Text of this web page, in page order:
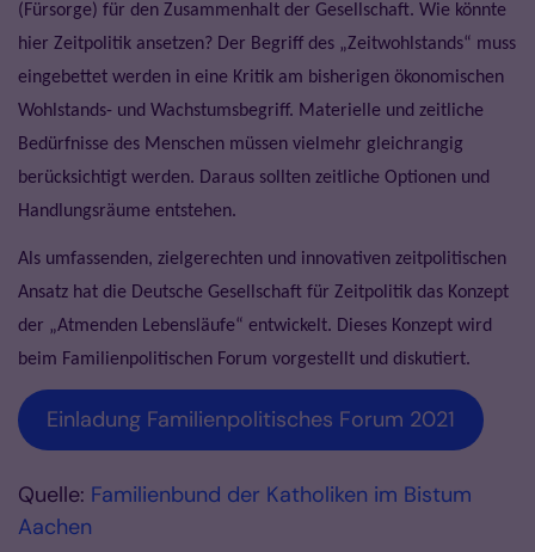
(Fürsorge) für den Zusammenhalt der Gesellschaft. Wie könnte
hier Zeitpolitik ansetzen? Der Begriff des „Zeitwohlstands“ muss
eingebettet werden in eine Kritik am bisherigen ökonomischen
Wohlstands- und Wachstumsbegriff. Materielle und zeitliche
Bedürfnisse des Menschen müssen vielmehr gleichrangig
berücksichtigt werden. Daraus sollten zeitliche Optionen und
Handlungsräume entstehen.
Als umfassenden, zielgerechten und innovativen zeitpolitischen
Ansatz hat die Deutsche Gesellschaft für Zeitpolitik das Konzept
der „Atmenden Lebensläufe“ entwickelt. Dieses Konzept wird
beim Familienpolitischen Forum vorgestellt und diskutiert.
Einladung Familienpolitisches Forum 2021
Quelle: Familienbund der Katholiken im Bistum
Aachen